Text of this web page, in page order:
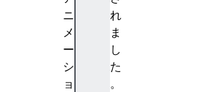
れ
ま
し
た
。
ニ
メ
ー
シ
ョ